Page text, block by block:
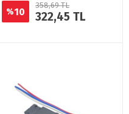
%10
358,69 TL
322,45 TL